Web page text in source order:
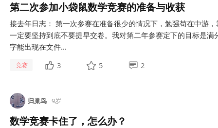
第二次参加小袋鼠数学竞赛的准备与收获
接去年日志： 第一次参赛在准备很少的情况下，勉强苟在中游
一定要坚持到底不要提早交卷。我对第二年参赛定下的目标是
字能出现在文件...
竞赛 3 5 2
归巢鸟 9岁
数学竞赛卡住了，怎么办？